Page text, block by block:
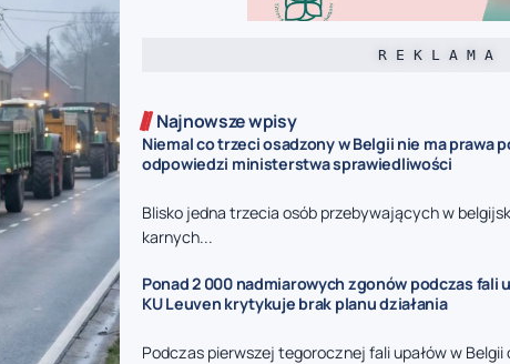
R E K L A M A
Najnowsze wpisy
Niemal co trzeci osadzony w Belgii nie ma prawa
odpowiedzi ministerstwa sprawiedliwości
Blisko jedna trzecia osób przebywających w
karnych...
Ponad 2 000 nadmiarowych zgonów podczas fali
KU Leuven krytykuje brak planu działania
Podczas pierwszej tegorocznej fali upałów w